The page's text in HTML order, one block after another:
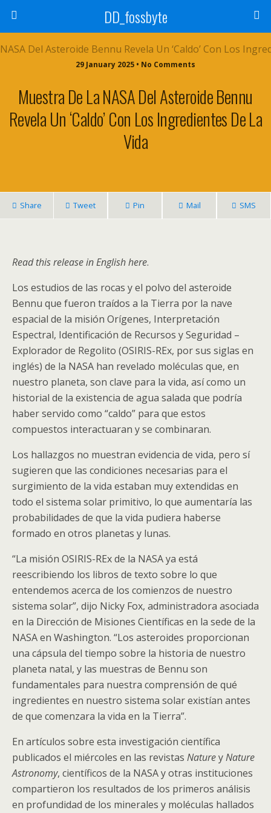
DD_fossbyte
29 January 2025 • No Comments
Muestra De La NASA Del Asteroide Bennu
Revela Un ‘caldo’ Con Los Ingredientes De La
Vida
Share Tweet Pin Mail SMS
Read this release in English here.
Los estudios de las rocas y el polvo del asteroide
Bennu que fueron traídos a la Tierra por la nave
espacial de la misión Orígenes, Interpretación
Espectral, Identificación de Recursos y Seguridad –
Explorador de Regolito (OSIRIS-REx, por sus siglas en
inglés) de la NASA han revelado moléculas que, en
nuestro planeta, son clave para la vida, así como un
historial de la existencia de agua salada que podría
haber servido como “caldo” para que estos
compuestos interactuaran y se combinaran.
Los hallazgos no muestran evidencia de vida, pero sí
sugieren que las condiciones necesarias para el
surgimiento de la vida estaban muy extendidas en
todo el sistema solar primitivo, lo que aumentaría las
probabilidades de que la vida pudiera haberse
formado en otros planetas y lunas.
“La misión OSIRIS-REx de la NASA ya está
reescribiendo los libros de texto sobre lo que
entendemos acerca de los comienzos de nuestro
sistema solar”, dijo Nicky Fox, administradora asociada
en la Dirección de Misiones Científicas en la sede de la
NASA en Washington. “Los asteroides proporcionan
una cápsula del tiempo sobre la historia de nuestro
planeta natal, y las muestras de Bennu son
fundamentales para nuestra comprensión de qué
ingredientes en nuestro sistema solar existían antes
de que comenzara la vida en la Tierra”.
En artículos sobre esta investigación científica
publicados el miércoles en las revistas NatureyNature
Astronomy, científicos de la NASA y otras instituciones
compartieron los resultados de los primeros análisis
en profundidad de los minerales y moléculas hallados